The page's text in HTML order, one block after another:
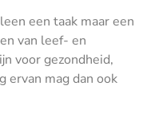
een taak maar een
van leef- en
voor gezondheid,
ervan mag dan ook